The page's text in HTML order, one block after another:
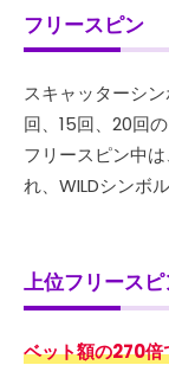
フリースピン
スキャッターシ
回、15回、20回
フリースピン中
れ、WILDシンボ
上位フリース
ベット額の270倍